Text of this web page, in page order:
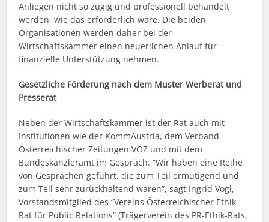
Anliegen nicht so zügig und professionell behandelt
werden, wie das erforderlich wäre. Die beiden
Organisationen werden daher bei der
Wirtschaftskammer einen neuerlichen Anlauf für
finanzielle Unterstützung nehmen.
Gesetzliche Förderung nach dem Muster Werberat und
Presserat
Neben der Wirtschaftskammer ist der Rat auch mit
Institutionen wie der KommAustria, dem Verband
Österreichischer Zeitungen VÖZ und mit dem
Bundeskanzleramt im Gespräch. “Wir haben eine Reihe
von Gesprächen geführt, die zum Teil ermutigend und
zum Teil sehr zurückhaltend waren”, sagt Ingrid Vogl,
Vorstandsmitglied des “Vereins Österreichischer Ethik-
Rat für Public Relations” (Trägerverein des PR-Ethik-Rats,